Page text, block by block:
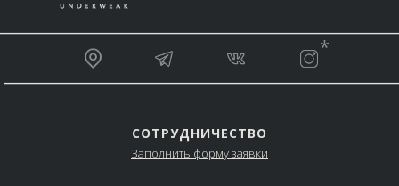
*
СОТРУДНИЧЕСТВО
Заполнить форму заявки